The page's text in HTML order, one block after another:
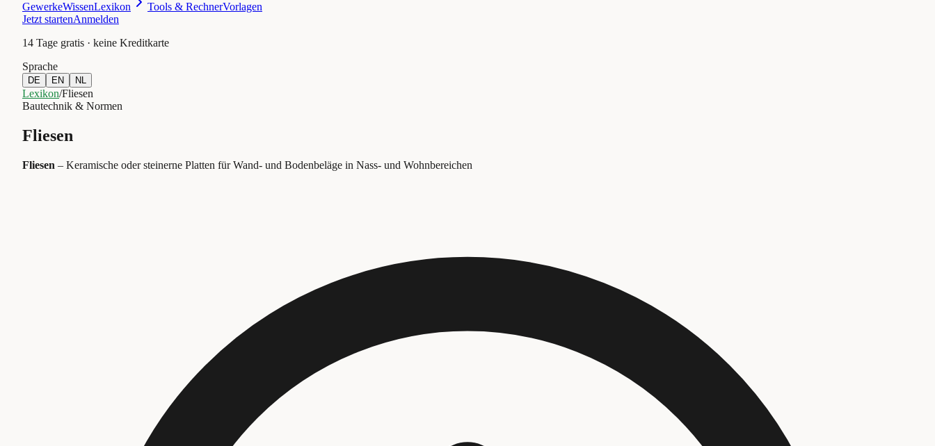
GewerkeWissenLexikon Tools & RechnerVorlagen
Jetzt startenAnmelden
14 Tage gratis · keine Kreditkarte
Sprache
DE EN NL
Lexikon/Fliesen
Bautechnik & Normen
Fliesen
Fliesen – Keramische oder steinerne Platten für Wand- und Bodenbeläge in Nass- und Wohnbereichen